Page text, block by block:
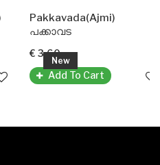
New
Pakkavada(Ajmi)
പക്കാവട
€ 3.60
Add To Cart